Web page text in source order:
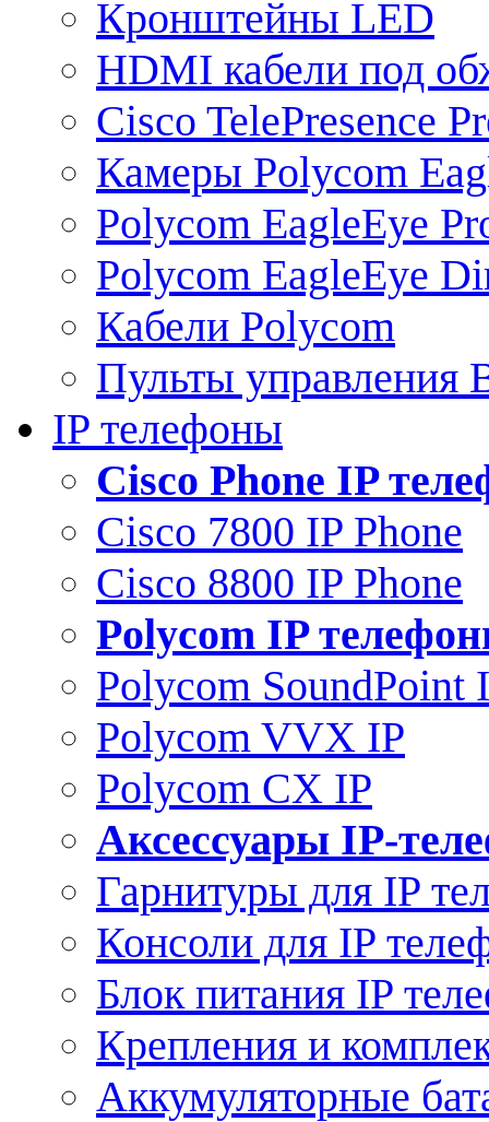
Кронштейны LED
HDMI кабели под
Cisco TelePresence
Камеры Polycom
Polycom EagleEye
Polycom EagleEye
Кабели Polycom
Пульты управления
IP телефоны
Сisco Phone IP
Cisco 7800 IP Phone
Cisco 8800 IP Phone
Polycom IP
Polycom SoundPoint
Polycom VVX IP
Polycom CX IP
Аксессуары IP-
Гарнитуры для IP
Консоли для IP
Блок питания IP
Крепления и
Аккумуляторные